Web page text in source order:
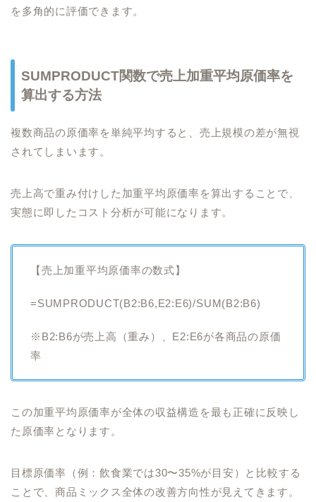
を多角的に評価できます。
SUMPRODUCT関数で売上加重平均原価率を
算出する方法
複数商品の原価率を単純平均すると、売上規模の差が無視
されてしまいます。
売上高で重み付けした加重平均原価率を算出することで、
実態に即したコスト分析が可能になります。
【売上加重平均原価率の数式】
=SUMPRODUCT(B2:B6,E2:E6)/SUM(B2:B6)
※B2:B6が売上高（重み）、E2:E6が各商品の原価
率
この加重平均原価率が全体の収益構造を最も正確に反映し
た原価率となります。
目標原価率（例：飲食業では30〜35%が目安）と比較する
ことで、商品ミックス全体の改善方向性が見えてきます。